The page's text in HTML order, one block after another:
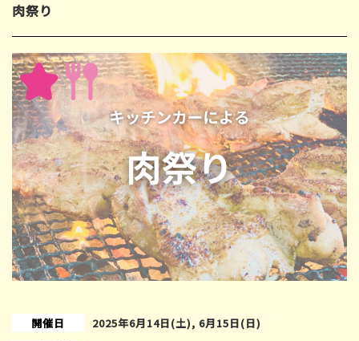
肉祭り
開催日
2025年6月14日(土), 6月15日(日)